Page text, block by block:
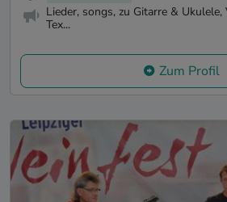
Lieder, songs, zu Gitarre & Ukulele,
Tex...
Zum Profil